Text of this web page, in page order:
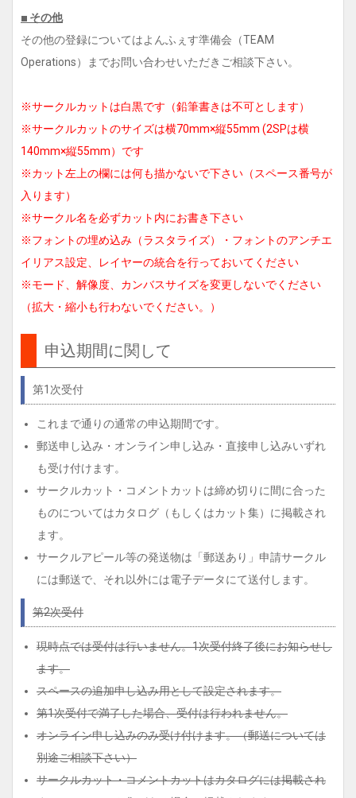
■ その他
その他の登録についてはよんふぇす準備会（TEAM
Operations）までお問い合わせいただきご相談下さい。
※サークルカットは白黒です（鉛筆書きは不可とします）
※サークルカットのサイズは横70mm×縦55mm (2SPは横
140mm×縦55mm）です
※カット左上の欄には何も描かないで下さい（スペース番号が
入ります）
※サークル名を必ずカット内にお書き下さい
※フォントの埋め込み（ラスタライズ）・フォントのアンチエ
イリアス設定、レイヤーの統合を行っておいてください
※モード、解像度、カンバスサイズを変更しないでください
（拡大・縮小も行わないでください。）
申込期間に関して
第1次受付
これまで通りの通常の申込期間です。
郵送申し込み・オンライン申し込み・直接申し込みいずれ
も受け付けます。
サークルカット・コメントカットは締め切りに間に合った
ものについてはカタログ（もしくはカット集）に掲載され
ます。
サークルアピール等の発送物は「郵送あり」申請サークル
には郵送で、それ以外には電子データにて送付します。
第2次受付
現時点では受付は行いません。1次受付終了後にお知らせし
ます。
スペースの追加申し込み用として設定されます。
第1次受付で満了した場合、受付は行われません。
オンライン申し込みのみ受け付けます。（郵送については
別途ご相談下さい）
サークルカット・コメントカットはカタログには掲載され